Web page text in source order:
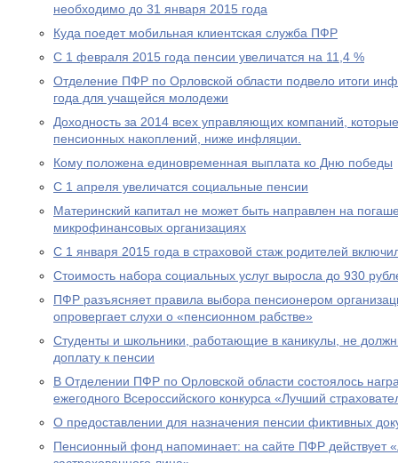
необходимо до 31 января 2015 года
Куда поедет мобильная клиентская служба ПФР
С 1 февраля 2015 года пенсии увеличатся на 11,4 %
Отделение ПФР по Орловской области подвело итоги
года для учащейся молодежи
Доходность за 2014 всех управляющих компаний,
пенсионных накоплений, ниже инфляции.
Кому положена единовременная выплата ко Дню победы
С 1 апреля увеличатся социальные пенсии
Материнский капитал не может быть направлен на
микрофинансовых организациях
С 1 января 2015 года в страховой стаж родителей
Стоимость набора социальных услуг выросла до 930
ПФР разъясняет правила выбора пенсионером
опровергает слухи о «пенсионном рабстве»
Студенты и школьники, работающие в каникулы, не
доплату к пенсии
В Отделении ПФР по Орловской области состоялось
ежегодного Всероссийского конкурса «Лучший
О предоставлении для назначения пенсии фиктивных
Пенсионный фонд напоминает: на сайте ПФР действует